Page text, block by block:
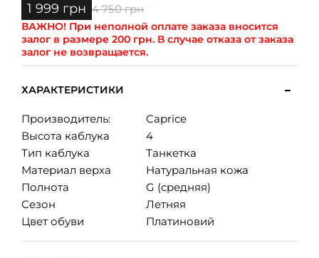
1 999 грн 4 750 грн
ВАЖНО! При неполной оплате заказа вносится
залог в размере 200 грн. В случае отказа от заказа
залог не возвращается.
ХАРАКТЕРИСТИКИ
Производитель:
Caprice
Высота каблука
4
Тип каблука
Танкетка
Материал верха
Натуральная кожа
Полнота
G (средняя)
Сезон
Летняя
Цвет обуви
Платиновий